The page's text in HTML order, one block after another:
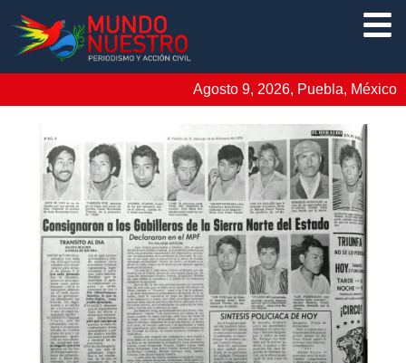
Agosto 9, 2026, Puebla, México